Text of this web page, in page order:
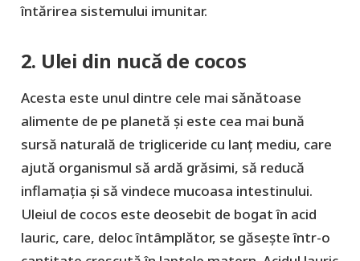
întărirea sistemului imunitar.
2. Ulei din nucă de cocos
Acesta este unul dintre cele mai sănătoase
alimente de pe planetă și este cea mai bună
sursă naturală de trigliceride cu lanț mediu, care
ajută organismul să ardă grăsimi, să reducă
inflamația și să vindece mucoasa intestinului.
Uleiul de cocos este deosebit de bogat în acid
lauric, care, deloc întâmplător, se găsește într-o